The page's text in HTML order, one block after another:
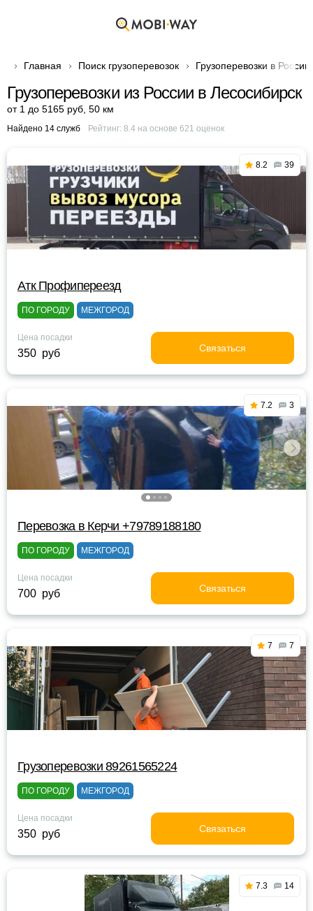
Главная Поиск грузоперевозок Грузоперевозки в России
Грузоперевозки из России в Лесосибирск
от 1 до 5165 руб 50 км
Найдено 14 служб Рейтинг: 8.4на основе 621 оценок
8.2 39
Атк Профипереезд
ПО ГОРОДУ МЕЖГОРОД
Цена посадки
350 руб Связаться
7.2 3
Перевозка в Керчи +79789188180
ПО ГОРОДУ МЕЖГОРОД
Цена посадки
700 руб Связаться
7 7
Грузоперевозки 89261565224
ПО ГОРОДУ МЕЖГОРОД
Цена посадки
350 руб Связаться
7.3 14